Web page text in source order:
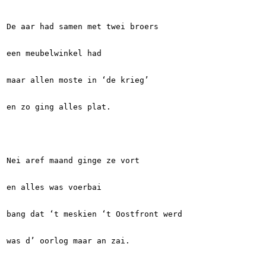
De aar had samen met twei broers
een meubelwinkel had
maar allen moste in ‘de krieg’
en zo ging alles plat.
Nei aref maand ginge ze vort
en alles was voerbai
bang dat ‘t meskien ‘t Oostfront werd
was d’ oorlog maar an zai.